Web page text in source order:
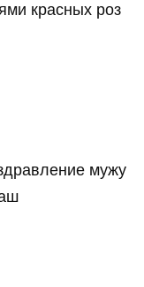
красных роз
мужу